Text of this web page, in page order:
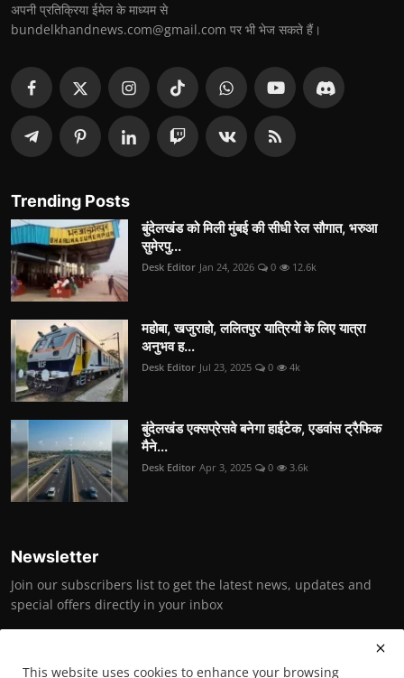
अपनी प्रतिक्रिया ईमेल के माध्यम से
bundelkhandnews.com@gmail.com पर भी भेज सकते हैं।
Trending Posts
बुंदेलखंड को मिली मुंबई की सीधी रेल सौगात, भरुआ
सुमेरपु...
Desk Editor Jan 24, 2026 0 12.6k
महोबा, खजुराहो, ललितपुर यात्रियों के लिए यात्रा
अनुभव ह...
Desk Editor Jul 23, 2025 0 4k
बुंदेलखंड एक्सप्रेसवे बनेगा हाईटेक, एडवांस ट्रैफिक
मैने...
Desk Editor Apr 3, 2025 0 3.6k
Newsletter
Join our subscribers list to get the latest news, updates and
special offers directly in your inbox
Subscribe
This website uses cookies to enhance your browsing